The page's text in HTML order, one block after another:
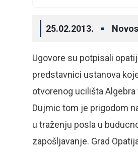
25.02.2013.
Ugovore su potpisali
predstavnici ustanova
otvorenog ucilišta
Dujmic tom je prigodom
u traženju posla u
zapošljavanje. Grad